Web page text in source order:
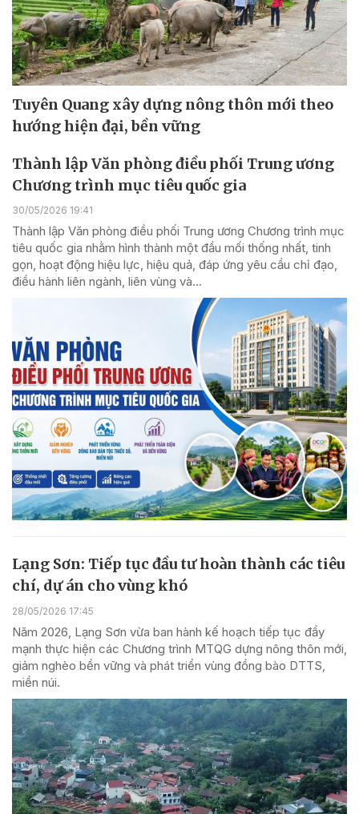
Tuyên Quang xây dựng nông thôn mới theo
hướng hiện đại, bền vững
Thành lập Văn phòng điều phối Trung ương
Chương trình mục tiêu quốc gia
30/05/2026 19:41
Thành lập Văn phòng điều phối Trung ương Chương trình mục
tiêu quốc gia nhằm hình thành một đầu mối thống nhất, tinh
gọn, hoạt động hiệu lực, hiệu quả, đáp ứng yêu cầu chỉ đạo,
điều hành liên ngành, liên vùng và...
Lạng Sơn: Tiếp tục đầu tư hoàn thành các tiêu
chí, dự án cho vùng khó
28/05/2026 17:45
Năm 2026, Lạng Sơn vừa ban hành kế hoạch tiếp tục đẩy
mạnh thực hiện các Chương trình MTQG dựng nông thôn mới,
giảm nghèo bền vững và phát triển vùng đồng bào DTTS,
miền núi.